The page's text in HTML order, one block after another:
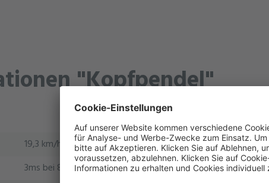
"Kopfpendel"
19,3 km/h und 24,1 km/h
3ms bei 80g